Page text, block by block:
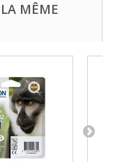
MÊME